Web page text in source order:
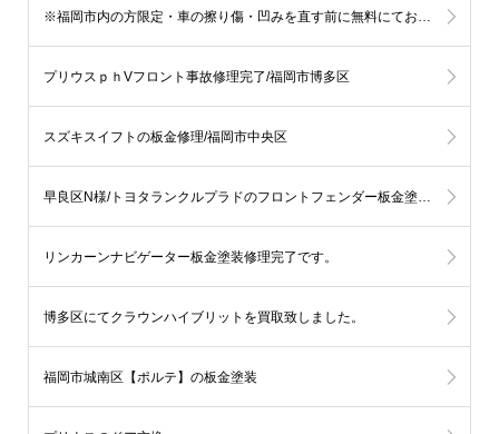
※福岡市内の方限定・車の擦り傷・凹みを直す前に無料にてお見積りを伝える事も可能です。
プリウスｐｈVフロント事故修理完了/福岡市博多区
スズキスイフトの板金修理/福岡市中央区
早良区N様/トヨタランクルプラドのフロントフェンダー板金塗装修理
リンカーンナビゲーター板金塗装修理完了です。
博多区にてクラウンハイブリットを買取致しました。
福岡市城南区【ポルテ】の板金塗装